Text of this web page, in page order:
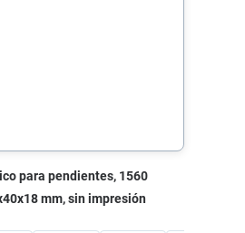
para pendientes, 1560
mm, sin impresión